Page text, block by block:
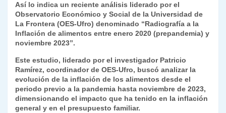
dl
y
Así lo indica un reciente análisis liderado por el
Observatorio Económico y Social de la Universidad de
La Frontera (OES-Ufro) denominado “Radiografía a la
Inflación de alimentos entre enero 2020 (prepandemia) y
noviembre 2023”.
Este estudio, liderado por el investigador Patricio
Ramírez, coordinador de OES-Ufro, buscó analizar la
evolución de la inflación de los alimentos desde el
periodo previo a la pandemia hasta noviembre de 2023,
dimensionando el impacto que ha tenido en la inflación
general y en el presupuesto familiar.